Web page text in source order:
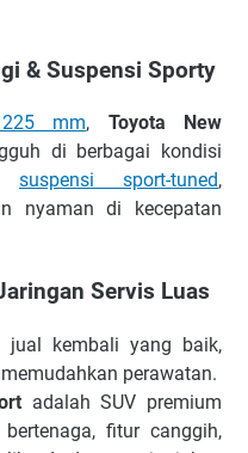
& Suspensi Sporty
mm, Toyota New
di berbagai kondisi
suspensi sport-tuned,
nyaman di kecepatan
Servis Luas
kembali yang baik,
perawatan.
adalah SUV premium
fitur canggih,